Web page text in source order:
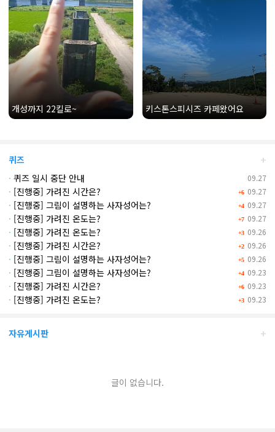
개성까지 22킬로~ 키스톤스피시즈 카페왔어요
+
퀴즈
09.27
· 퀴즈 일시 중단 안내
+6 09.27
· [진행중] 가려진 시간은?
+4 09.27
· [진행중] 그림이 설명하는 사자성어는?
+7 09.27
· [진행중] 가려진 온도는?
+3 09.26
· [진행중] 가려진 온도는?
+2 09.26
· [진행중] 가려진 시간은?
+5 09.26
· [진행중] 그림이 설명하는 사자성어는?
+4 09.23
· [진행중] 그림이 설명하는 사자성어는?
+6 09.23
· [진행중] 가려진 시간은?
+3 09.23
· [진행중] 가려진 온도는?
+
자유게시판
글이 없습니다.